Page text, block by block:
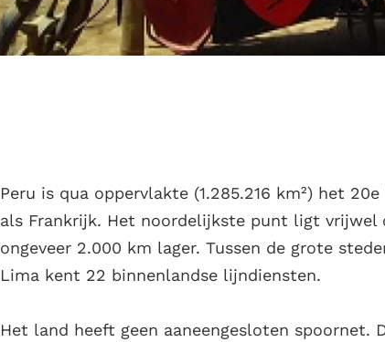
Peru is qua oppervlakte (1.285.216 km²) het
als Frankrijk. Het noordelijkste punt ligt vrijwel
ongeveer 2.000 km lager. Tussen de grote
Lima kent 22 binnenlandse lijndiensten.
Het land heeft geen aaneengesloten spoornet.